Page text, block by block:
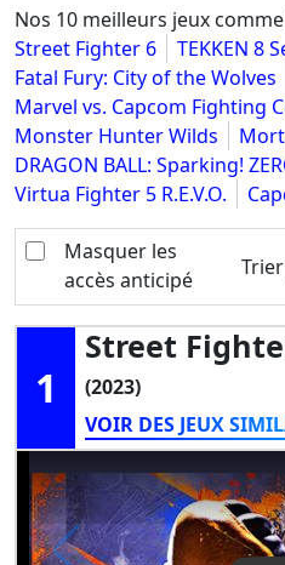
Nos 10 meilleurs jeux
Street Fighter 6
TEKKEN 8
Fatal Fury: City of the Wolves
Marvel vs. Capcom Fighting
Monster Hunter Wilds
DRAGON BALL: Sparking!
Virtua Fighter 5 R.E.V.O.
Masquer les
accès anticipé
1
Street
(2023)
VOIR DES JEUX